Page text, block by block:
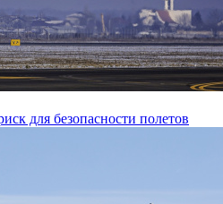
для безопасности полетов